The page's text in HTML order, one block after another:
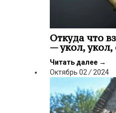
Откуда что
— укол,
Читать далее →
Октябрь 02/2024